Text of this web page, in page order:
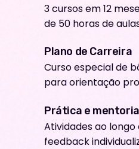
3 cursos em 12
de 50 horas de
Prática e mentoria
Atividades ao longo
feedback
Plano de Carreira
Curso especial de
para orientação